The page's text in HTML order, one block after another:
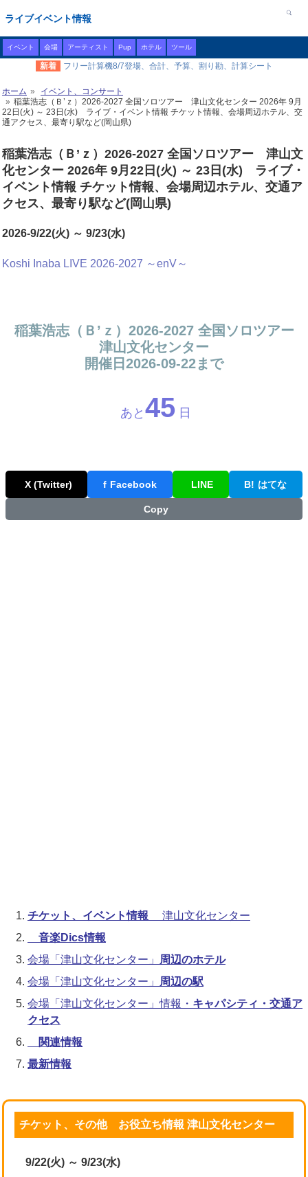
ライブイベント情報
イベント 会場 アーティスト Pup ホテル ツール
新着 フリー計算機8/7登場、合計、予算、割り勘、計算シート
ホーム
イベント、コンサート
稲葉浩志（Ｂ’ｚ）2026-2027 全国ソロツアー 津山文化センター 2026年 9月
22日(火) ～ 23日(水) ライブ・イベント情報 チケット情報、会場周辺ホテル、交
通アクセス、最寄り駅など(岡山県)
稲葉浩志（Ｂ’ｚ）2026-2027 全国ソロツアー 津山文
化センター 2026年 9月22日(火) ～ 23日(水) ライブ・
イベント情報 チケット情報、会場周辺ホテル、交通ア
クセス、最寄り駅など(岡山県)
2026-9/22(火) ～ 9/23(水)
Koshi Inaba LIVE 2026-2027 ～enV～
稲葉浩志（Ｂ’ｚ）2026-2027 全国ソロツアー
津山文化センター
開催日2026-09-22まで
あと 45 日
X (Twitter) f Facebook LINE B! はてな
Copy
チケット、イベント情報 津山文化センター
音楽Dics情報
会場「津山文化センター」
周辺のホテル
会場「津山文化センター」
周辺の駅
会場「津山文化センター」情報・ キャパシティ・交通ア
クセス
関連情報
最新情報
チケット、その他 お役立ち情報 津山文化センター
9/22(火) ～ 9/23(水)